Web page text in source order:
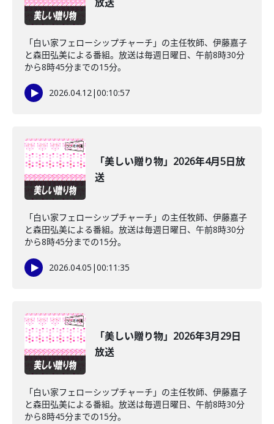
「白い家フェローシップチャーチ」の主任牧師、伊藤嘉子
と森田弘美による番組。放送は毎週日曜日、午前8時30分
から8時45分までの15分。
2026.04.12|00:10:57
「美しい贈り物」2026年4月5日放
送
「白い家フェローシップチャーチ」の主任牧師、伊藤嘉子
と森田弘美による番組。放送は毎週日曜日、午前8時30分
から8時45分までの15分。
2026.04.05 |00:11:35
「美しい贈り物」2026年3月29日
放送
「白い家フェローシップチャーチ」の主任牧師、伊藤嘉子
と森田弘美による番組。放送は毎週日曜日、午前8時30分
から8時45分までの15分。